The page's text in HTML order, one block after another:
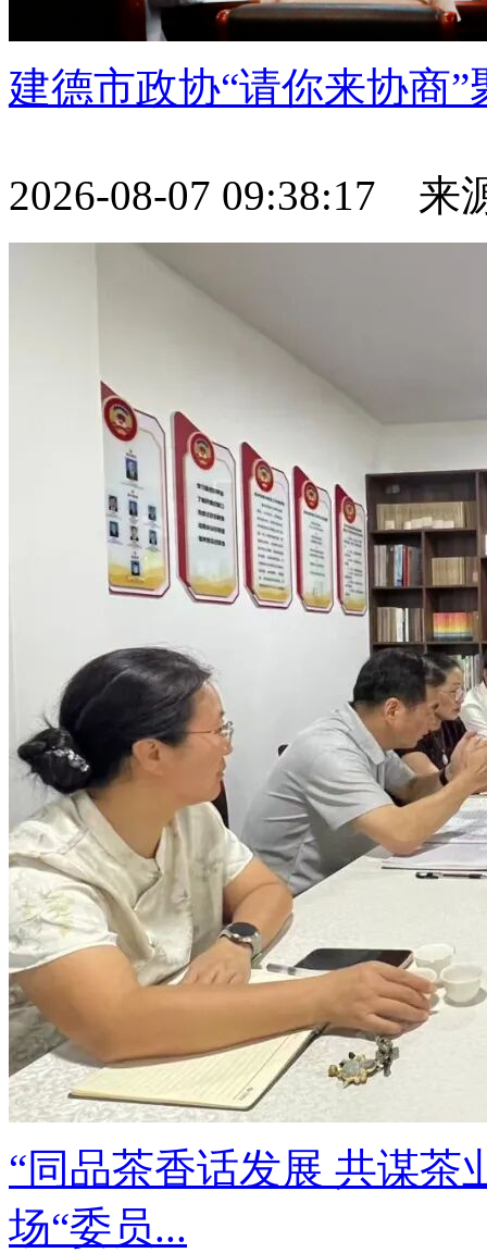
建德市政协“请你来协商
2026-08-07 09:38:17 来
“同品茶香话发展 共谋
场“委员...